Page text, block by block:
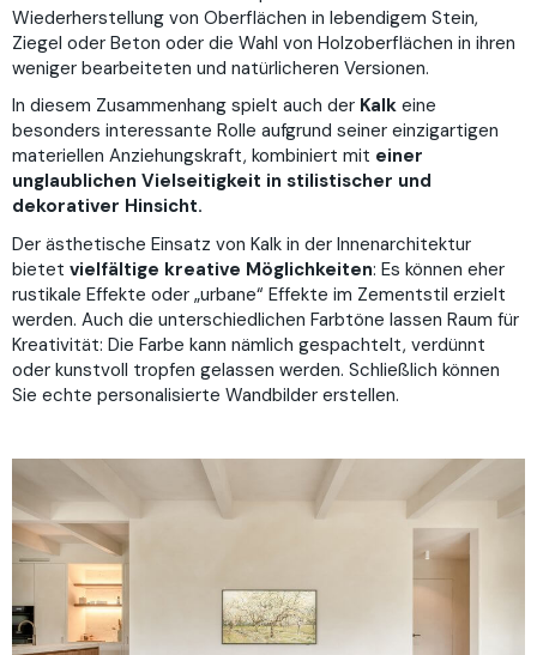
Wiederherstellung von Oberflächen in lebendigem Stein,
Ziegel oder Beton oder die Wahl von Holzoberflächen in ihren
weniger bearbeiteten und natürlicheren Versionen.
In diesem Zusammenhang spielt auch der Kalk eine
besonders interessante Rolle aufgrund seiner einzigartigen
materiellen Anziehungskraft, kombiniert mit einer
unglaublichen Vielseitigkeit in stilistischer und
dekorativer Hinsicht.
Der ästhetische Einsatz von Kalk in der Innenarchitektur
bietet vielfältige kreative Möglichkeiten: Es können eher
rustikale Effekte oder „urbane“ Effekte im Zementstil erzielt
werden. Auch die unterschiedlichen Farbtöne lassen Raum für
Kreativität: Die Farbe kann nämlich gespachtelt, verdünnt
oder kunstvoll tropfen gelassen werden. Schließlich können
Sie echte personalisierte Wandbilder erstellen.